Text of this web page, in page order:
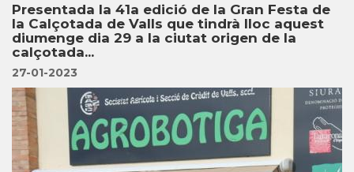
Presentada la 41a edició de la Gran Festa de
la Calçotada de Valls que tindrà lloc aquest
diumenge dia 29 a la ciutat origen de la
calçotada...
27-01-2023